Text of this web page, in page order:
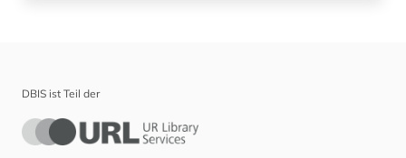
DBIS ist Teil der